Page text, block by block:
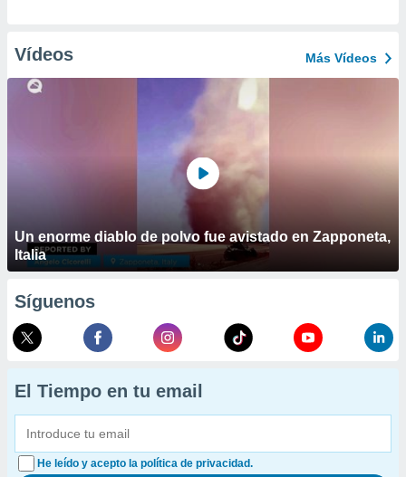
Vídeos Más Vídeos
Un enorme diablo de polvo fue avistado en Zapponeta,
Italia
Síguenos
El Tiempo en tu email
He leído y acepto la política de privacidad.